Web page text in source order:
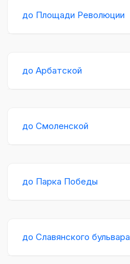
до Площади Революции
до Арбатской
до Смоленской
до Парка Победы
до Славянского бульвара